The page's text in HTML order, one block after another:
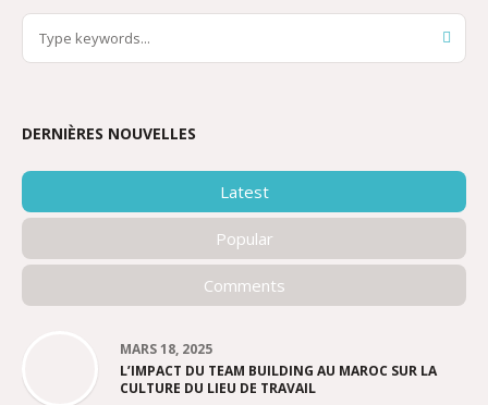
DERNIÈRES NOUVELLES
Latest
Popular
Comments
MARS 18, 2025
L’IMPACT DU TEAM BUILDING AU MAROC SUR LA
CULTURE DU LIEU DE TRAVAIL